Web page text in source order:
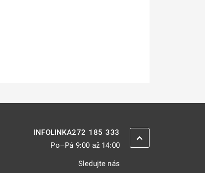
INFOLINKA272 185 333
Po–Pá 9:00 až 14:00
Sledujte nás
ZPĚT NAHORU